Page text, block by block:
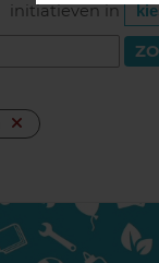
initiatieven in